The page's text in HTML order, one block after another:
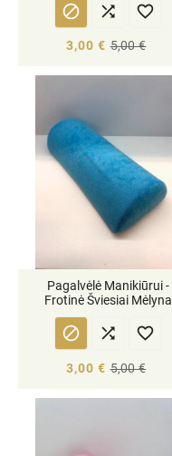
  
3,00 € 5,00 €
Pagalvėlė Manikiūrui -
Frotinė Šviesiai Mėlyna
  
3,00 € 5,00 €